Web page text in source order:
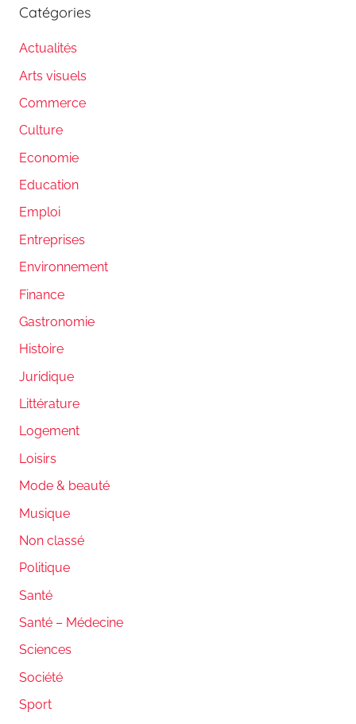
Catégories
Actualités
Arts visuels
Commerce
Culture
Economie
Education
Emploi
Entreprises
Environnement
Finance
Gastronomie
Histoire
Juridique
Littérature
Logement
Loisirs
Mode & beauté
Musique
Non classé
Politique
Santé
Santé – Médecine
Sciences
Société
Sport